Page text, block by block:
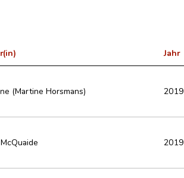
Jahr
(Martine Horsmans) 2019
2019